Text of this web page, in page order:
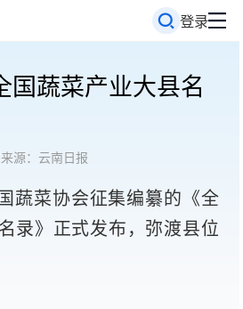
登录
国蔬菜产业大县名
来源：云南日报
蔬菜协会征集编纂的《全
录》正式发布，弥渡县位